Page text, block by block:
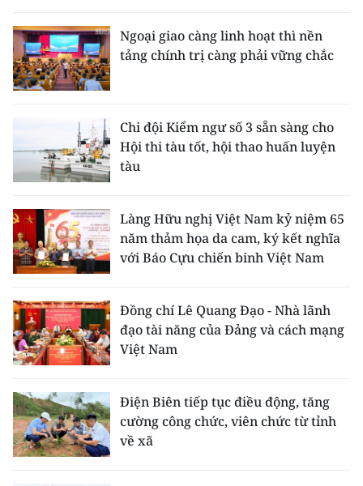
Ngoại giao càng linh hoạt thì nền
tảng chính trị càng phải vững chắc
Chi đội Kiểm ngư số 3 sẵn sàng cho
Hội thi tàu tốt, hội thao huấn luyện
tàu
Làng Hữu nghị Việt Nam kỷ niệm 65
năm thảm họa da cam, ký kết nghĩa
với Báo Cựu chiến binh Việt Nam
Đồng chí Lê Quang Đạo - Nhà lãnh
đạo tài năng của Đảng và cách mạng
Việt Nam
Điện Biên tiếp tục điều động, tăng
cường công chức, viên chức từ tỉnh
về xã